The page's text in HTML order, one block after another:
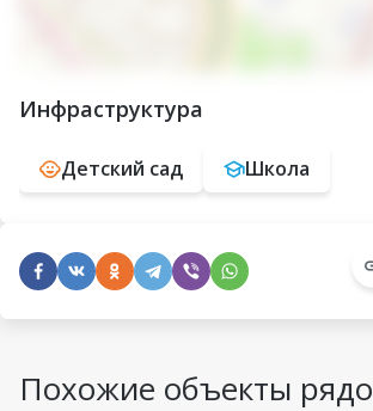
Инфраструктура
Детский сад Школа
Похожие объекты